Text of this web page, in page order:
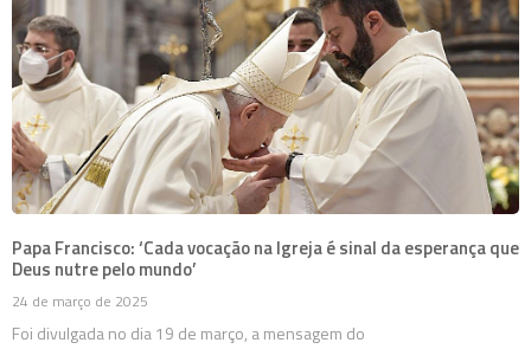
Papa Francisco: ‘Cada vocação na Igreja é sinal da esperança que
Deus nutre pelo mundo’
24 de março de 2025
Foi divulgada no dia 19 de março, a mensagem do